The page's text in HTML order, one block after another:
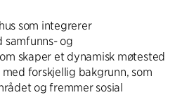
som integrerer
samfunns- og
skaper et dynamisk møtested
forskjellig bakgrunn, som
og fremmer sosial